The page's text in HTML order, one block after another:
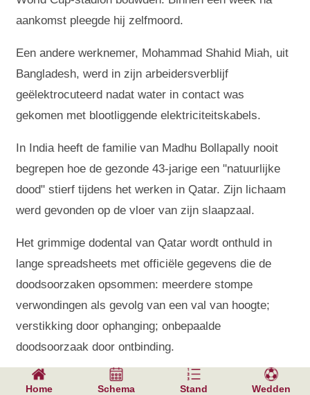
aankomst pleegde hij zelfmoord.
Een andere werknemer, Mohammad Shahid Miah, uit
Bangladesh, werd in zijn arbeidersverblijf
geëlektrocuteerd nadat water in contact was
gekomen met blootliggende elektriciteitskabels.
In India heeft de familie van Madhu Bollapally nooit
begrepen hoe de gezonde 43-jarige een "natuurlijke
dood" stierf tijdens het werken in Qatar. Zijn lichaam
werd gevonden op de vloer van zijn slaapzaal.
Het grimmige dodental van Qatar wordt onthuld in
lange spreadsheets met officiële gegevens die de
doodsoorzaken opsommen: meerdere stompe
verwondingen als gevolg van een val van hoogte;
verstikking door ophanging; onbepaalde
doodsoorzaak door ontbinding.
Maar een van de oorzaken is verreweg de meest
Home Schema Stand Wedden